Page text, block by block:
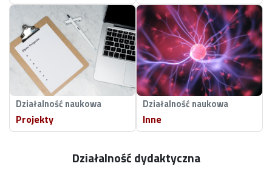
Działalność naukowa
Projekty
Działalność naukowa
Inne
Działalność dydaktyczna